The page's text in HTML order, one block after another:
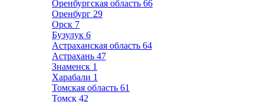
Оренбургская область 66
Оренбург 29
Орск 7
Бузулук 6
Астраханская область 64
Астрахань 47
Знаменск 1
Харабали 1
Томская область 61
Томск 42